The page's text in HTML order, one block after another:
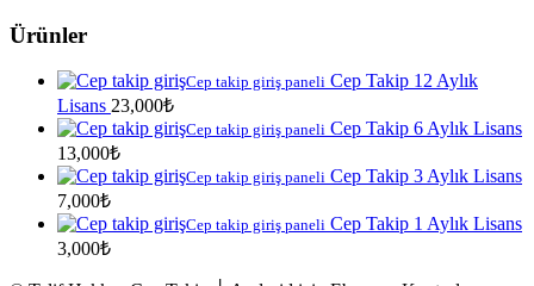
Ürünler
Cep takip giriş paneli Cep Takip 12 Aylık
Lisans 23,000₺
Cep takip giriş paneli Cep Takip 6 Aylık Lisans
13,000₺
Cep takip giriş paneli Cep Takip 3 Aylık Lisans
7,000₺
Cep takip giriş paneli Cep Takip 1 Aylık Lisans
3,000₺